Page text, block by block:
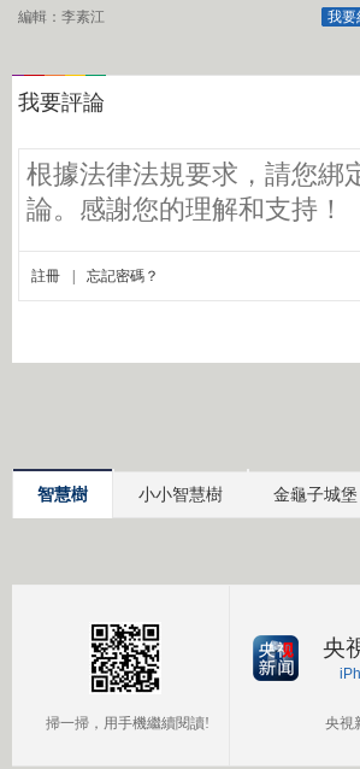
我要
編輯：李素江
智慧樹 小小智慧樹 金龜子城堡
掃一掃，用手機繼續閱讀!
央
央視